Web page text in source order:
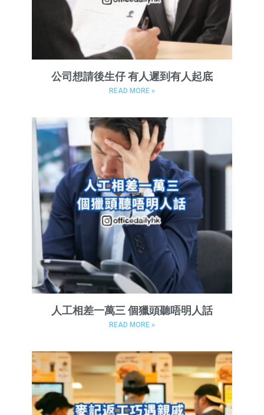
公司想請後生仔 有人遲到有人起底
READ MORE »
人工相差一萬三 個獵頭聽唔明人話
READ MORE »